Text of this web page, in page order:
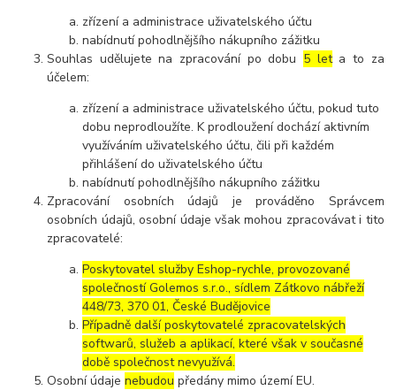
zřízení a administrace uživatelského účtu
nabídnutí pohodlnějšího nákupního zážitku
Souhlas udělujete na zpracování po dobu 5 leta to za
účelem:
zřízení a administrace uživatelského účtu, pokud tuto
dobu neprodloužíte. K prodloužení dochází aktivním
využíváním uživatelského účtu, čili při každém
přihlášení do uživatelského účtu
nabídnutí pohodlnějšího nákupního zážitku
Zpracování osobních údajů je prováděno Správcem
osobních údajů, osobní údaje však mohou zpracovávat i tito
zpracovatelé:
Poskytovatel služby Eshop-rychle, provozované
společností Golemos s.r.o., sídlem Zátkovo nábřeží
448/73, 370 01, České Budějovice
Případně další poskytovatelé zpracovatelských
softwarů, služeb a aplikací, které však v současné
době společnost nevyužívá.
Osobní údajenebudou předány mimo území EU.